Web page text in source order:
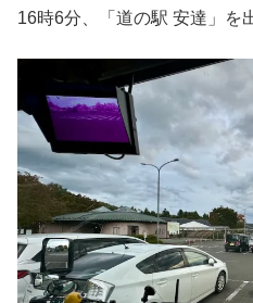
16時6分、「道の駅 安達」を